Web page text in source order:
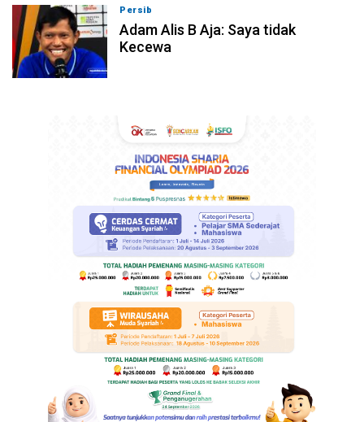
Persib
Adam Alis B Aja: Saya tidak
Kecewa